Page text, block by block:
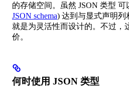
的存储空间。虽然 JSON 类型
JSON schema) 达到与显式声明列
就是为灵活性而设计的。不过，
价。
何时使用 JSON 类型